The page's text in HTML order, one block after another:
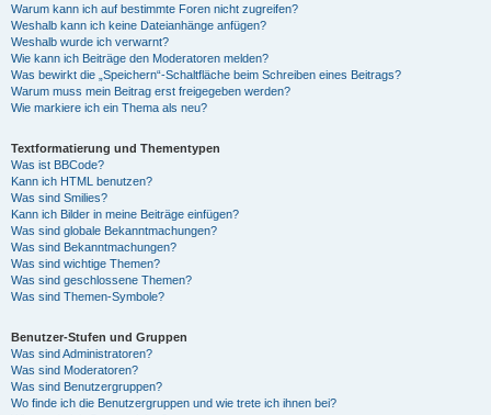
Warum kann ich auf bestimmte Foren nicht zugreifen?
Weshalb kann ich keine Dateianhänge anfügen?
Weshalb wurde ich verwarnt?
Wie kann ich Beiträge den Moderatoren melden?
Was bewirkt die „Speichern“-Schaltfläche beim Schreiben eines Beitrags?
Warum muss mein Beitrag erst freigegeben werden?
Wie markiere ich ein Thema als neu?
Textformatierung und Thementypen
Was ist BBCode?
Kann ich HTML benutzen?
Was sind Smilies?
Kann ich Bilder in meine Beiträge einfügen?
Was sind globale Bekanntmachungen?
Was sind Bekanntmachungen?
Was sind wichtige Themen?
Was sind geschlossene Themen?
Was sind Themen-Symbole?
Benutzer-Stufen und Gruppen
Was sind Administratoren?
Was sind Moderatoren?
Was sind Benutzergruppen?
Wo finde ich die Benutzergruppen und wie trete ich ihnen bei?